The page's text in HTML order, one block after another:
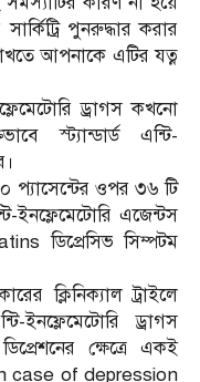
পুনরুদ্ধার করার
আপনাকে এটির যত্ন
ড্রাগস কখনো
স্ট্যান্ডার্ড এন্টি-
প্যাসেন্টের ওপর ৩৬ টি
ইনফ্লেমেটোরি এজেন্টস
ডিপ্রেসিভ সিম্পটম
ক্লিনিক্যাল ট্রাইলে
ইনফ্লেমেটোরি ড্রাগস
ক্ষেত্রে একই
In case of depression